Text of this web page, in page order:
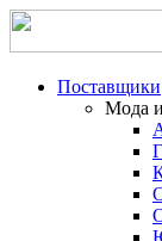
Поставщики
Мода и